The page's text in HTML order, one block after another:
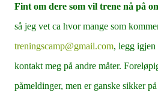
Fint om dere som vil trene nå på
så jeg vet ca hvor mange som
treningscamp@gmail.com, legg igjen
kontakt meg på andre måter.
påmeldinger, men er ganske sikker